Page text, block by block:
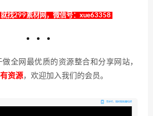
找299素材网，微信号：xue63358
做全网最优质的资源整合和分享网站，
资源，欢迎加入我们的会员。